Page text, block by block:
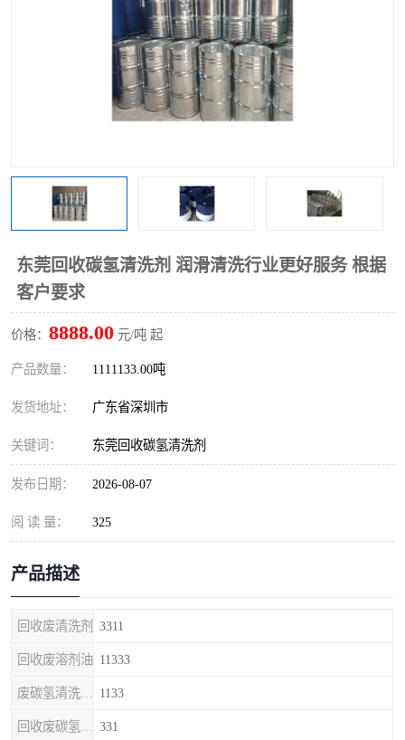
东莞回收碳氢清洗剂 润滑清洗行业更好服务 根据
客户要求
价格： 8888.00 元/吨 起
产品数量： 1111133.00吨
发货地址： 广东省深圳市
关键词： 东莞回收碳氢清洗剂
发布日期： 2026-08-07
阅 读 量： 325
产品描述
回收废清洗剂 3311
回收废溶剂油 11333
1133
331